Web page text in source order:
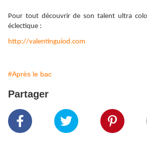
Pour tout découvrir de son talent ultra
éclectique :
http://valentinguiod.com
#Après le bac
Partager